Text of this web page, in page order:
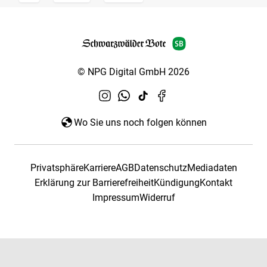
© NPG Digital GmbH 2026
Wo Sie uns noch folgen können
PrivatsphäreKarriereAGBDatenschutzMediadaten
Erklärung zur BarrierefreiheitKündigungKontakt
ImpressumWiderruf